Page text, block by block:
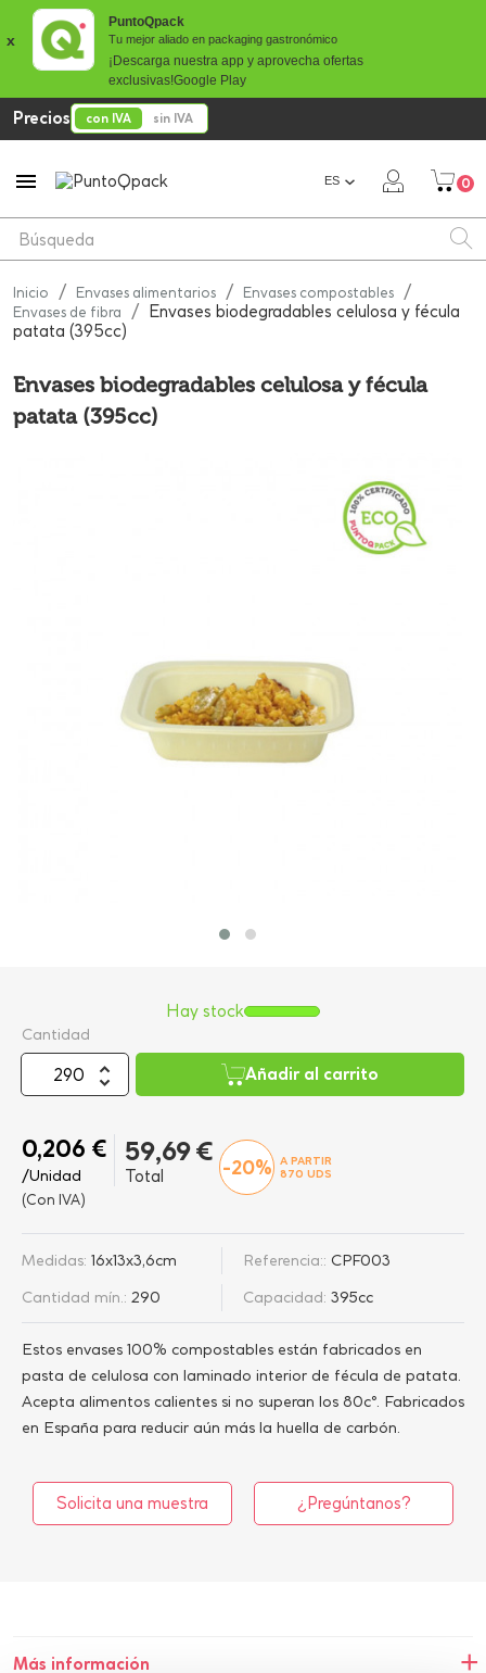
x
PuntoQpack
Tu mejor aliado en packaging gastronómico
¡Descarga nuestra app y aprovecha ofertas
exclusivas!Google Play
Precios con IVA sin IVA
 ES 0
Inicio Envases alimentarios
Envases compostables
Envases de fibra
Envases biodegradables celulosa y fécula
patata (395cc)
Envases biodegradables celulosa y fécula
patata (395cc)
0,206 €
/Unidad
(Con IVA)
59,69 €
Total -20% A PARTIR
870 UDS
Estos envases 100% compostables están fabricados en
pasta de celulosa con laminado interior de fécula de patata.
Acepta alimentos calientes si no superan los 80cº. Fabricados
en España para reducir aún más la huella de carbón.
Cantidad
Añadir al carrito
Medidas: 16x13x3,6cm Referencia:: CPF003
Cantidad mín.: 290 Capacidad: 395cc
Solicita una muestra ¿Pregúntanos?
Hay stock
Más información